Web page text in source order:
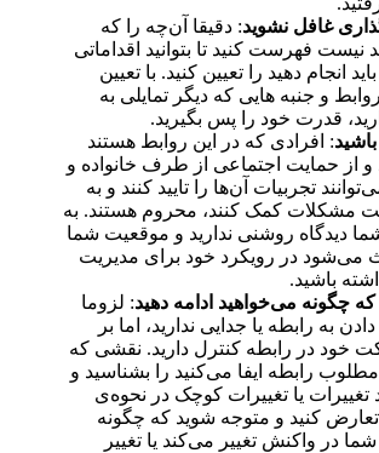
غافل نشوید: دقیقا آن‌چه را که
نیست فهرست کنید تا بتوانید اقداماتی
انجام دهید را تعیین کنید. با تعیین
و جنبه هایی که دیگر تمایلی به
قدرت خود را پس بگیرید.
: افرادی که در این روابط هستند
از حمایت اجتماعی از طرف خانواده و
تجربیات آن‌ها را تایید کنند و به
مشکلات کمک کنند، محروم هستند. به
شما دیدگاه روشنی ندارید و موقعیت شما
می‌شود در رویکرد خود برای مدیریت
باشید.
چگونه می‌خواهید ادامه دهید: لزوما
به رابطه یا جدایی ندارید، اما بر
خود در رابطه کنترل دارید. نقشی که
رابطه ایفا می‌کنید را بشناسید و
تغییرات یا تغییرات کوچک در نحوه‌ی
کنید و متوجه شوید که چگونه
در واکنش تغییر می‌کند یا تغییر